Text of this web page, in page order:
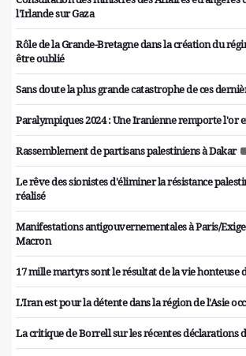
l'Irlande sur Gaza
Rôle de la Grande-Bretagne dans la création du
être oublié
Sans doute la plus grande catastrophe de ces
Paralympiques 2024 : Une Iranienne remporte l'or
Rassemblement de partisans palestiniens à Dakar
Le rêve des sionistes d'éliminer la résistance
réalisé
Manifestations antigouvernementales à Paris/
Macron
17 mille martyrs sont le résultat de la vie honteuse
L'Iran est pour la détente dans la région de l'Asie
La critique de Borrell sur les récentes déclarations